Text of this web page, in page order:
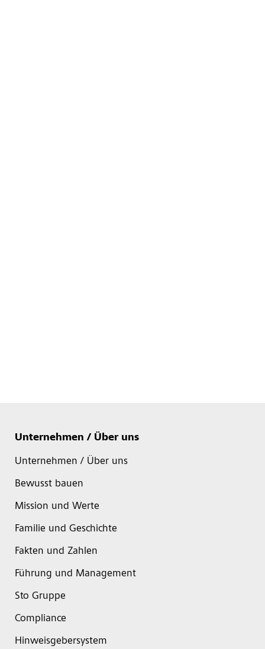
Unternehmen / Über uns
Unternehmen / Über uns
Bewusst bauen
Mission und Werte
Familie und Geschichte
Fakten und Zahlen
Führung und Management
Sto Gruppe
Compliance
Hinweisgebersystem